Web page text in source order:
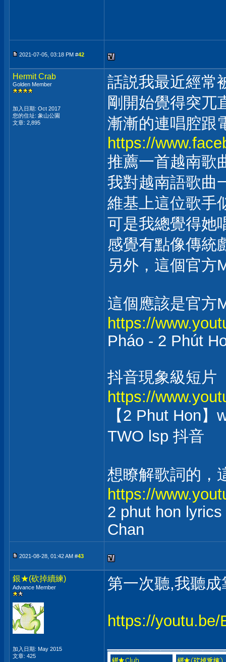
2021-07-05, 03:18 PM #42
Hermit Crab
Golden Member
加入日期: Oct 2017
您的住址: 象山公園
文章: 2,895
話説我最近經常
剛開始覺得突兀
漸漸的連唱腔跟
https://
推薦一首越南歌
我對越南語歌曲
維基上這位歌手
可是我總覺得她
感覺有點像傳統
另外，這個官方
這個應該是官方
https://
Pháo - 2 Phút
抖音現象級短片
https://
【2 Phut Hon
TWO lsp 抖音
想瞭解歌詞的，
https://
2 phut hon
Chan
2021-08-28, 01:42 AM #43
銀★(砍掉續練)
Advance Member
加入日期: May 2015
文章: 425
第一次聽,我聽
https://youtu.be/